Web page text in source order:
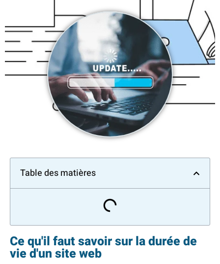
Table des matières
Ce qu'il faut savoir sur la durée de
vie d'un site web